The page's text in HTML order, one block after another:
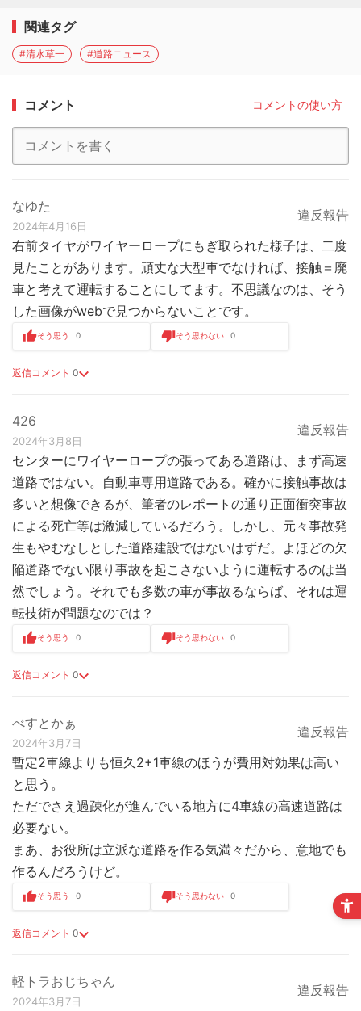
関連タグ
#清水草一 #道路ニュース
コメント コメントの使い方
なゆた
2024年4月16日
違反報告
右前タイヤがワイヤーロープにもぎ取られた様子は、二度
見たことがあります。頑丈な大型車でなければ、接触＝廃
車と考えて運転することにしてます。不思議なのは、そう
した画像がwebで見つからないことです。
返信コメント 0
そう思う 0 そう思わない 0
426
2024年3月8日
違反報告
センターにワイヤーロープの張ってある道路は、まず高速
道路ではない。自動車専用道路である。確かに接触事故は
多いと想像できるが、筆者のレポートの通り正面衝突事故
による死亡等は激減しているだろう。しかし、元々事故発
生もやむなしとした道路建設ではないはずだ。よほどの欠
陥道路でない限り事故を起こさないように運転するのは当
然でしょう。それでも多数の車が事故るならば、それは運
転技術が問題なのでは？
返信コメント 0
そう思う 0 そう思わない 0
べすとかぁ
2024年3月7日
違反報告
暫定2車線よりも恒久2+1車線のほうが費用対効果は高い
と思う。
ただでさえ過疎化が進んでいる地方に4車線の高速道路は
必要ない。
まあ、お役所は立派な道路を作る気満々だから、意地でも
作るんだろうけど。
返信コメント 0
そう思う 0 そう思わない 0
軽トラおじちゃん
2024年3月7日
違反報告